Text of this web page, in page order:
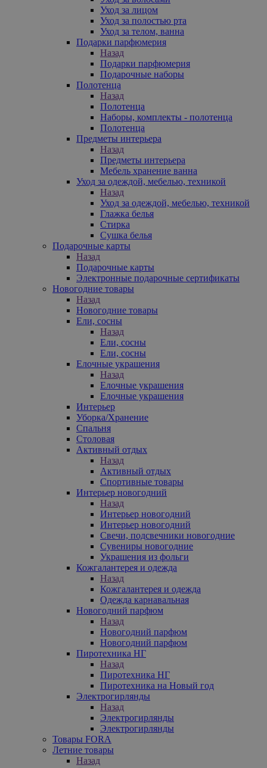
Уход за лицом
Уход за полостью рта
Уход за телом, ванна
Подарки парфюмерия
Назад
Подарки парфюмерия
Подарочные наборы
Полотенца
Назад
Полотенца
Наборы, комплекты - полотенца
Полотенца
Предметы интерьера
Назад
Предметы интерьера
Мебель хранение ванна
Уход за одеждой, мебелью, техникой
Назад
Уход за одеждой, мебелью, техникой
Глажка белья
Стирка
Сушка белья
Подарочные карты
Назад
Подарочные карты
Электронные подарочные сертификаты
Новогодние товары
Назад
Новогодние товары
Ели, сосны
Назад
Ели, сосны
Ели, сосны
Елочные украшения
Назад
Елочные украшения
Елочные украшения
Интерьер
Уборка/Хранение
Спальня
Столовая
Активный отдых
Назад
Активный отдых
Спортивные товары
Интерьер новогодний
Назад
Интерьер новогодний
Интерьер новогодний
Свечи, подсвечники новогодние
Сувениры новогодние
Украшения из фольги
Кожгалантерея и одежда
Назад
Кожгалантерея и одежда
Одежда карнавальная
Новогодний парфюм
Назад
Новогодний парфюм
Новогодний парфюм
Пиротехника НГ
Назад
Пиротехника НГ
Пиротехника на Новый год
Электрогирлянды
Назад
Электрогирлянды
Электрогирлянды
Товары FORA
Летние товары
Назад